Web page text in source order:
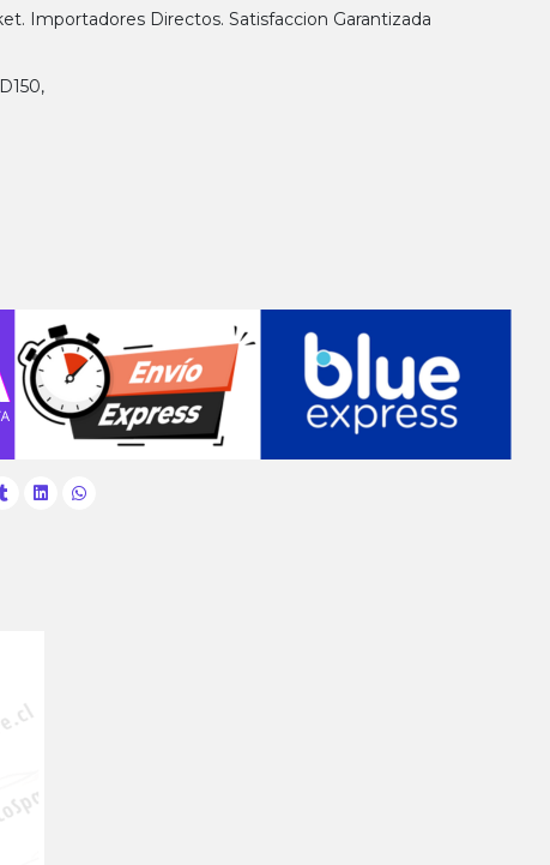
Importadores Directos. Satisfaccion Garantizada